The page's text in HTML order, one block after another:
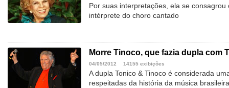
Por suas interpretações, ela se
intérprete do choro cantado
Morre Tinoco, que fazia dupla com
04/05/2012 14155 exibições
A dupla Tonico & Tinoco é considerada
respeitadas da história da música